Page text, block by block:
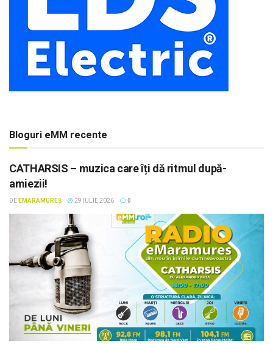
Bloguri eMM recente
CATHARSIS – muzica care îți dă ritmul după-
amiezii!
DE EMARAMUREȘ 29 IULIE 2026 0